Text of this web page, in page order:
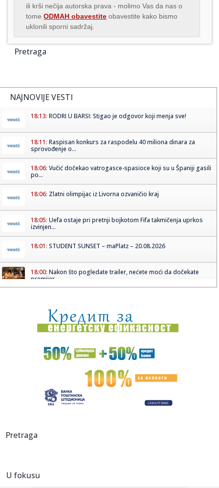
ili krši nečija autorska prava - molimo Vas da nas o
tome ODMAH obavestite obavestite kako bismo
uklonili sporni sadržaj.
Pretraga
NAJNOVIJE VESTI
18:13: RODRI U BARSI: Stigao je odgovor koji menja sve!
18:11: Raspisan konkurs za raspodelu 40 miliona dinara za
sprovođenje o...
18:06: Vučić dočekao vatrogasce-spasioce koji su u Španiji gasili
po...
18:06: Zlatni olimpijac iz Livorna ozvaničio kraj
18:05: Uefa ostaje pri pretnji bojkotom Fifa takmičenja uprkos
izvinjen...
18:01: STUDENT SUNSET – maPlatz – 20.08.2026
18:00: Nakon što pogledate trailer, nećete moći da dočekate
premijer...
18:00:Ministarka: Brza pruga između Beograda i Budimpešte
trebalo bi ...
18:00:Beat (Belew, Levin, Vai, Bozzio) najavili turneju u jesen 2026.
Rasim Ljajić otkrio pozadinu haosa u Partizanu: Jedan čovek
17:50:Optužnica protiv 20 osoba za ratne zločine u Đakovici,
ovi ...
17:45:
Pretraga
U fokusu